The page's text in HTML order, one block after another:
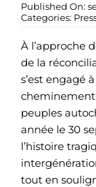
Published On:
Categories:
À l’approche
de la
s’est engagé
cheminement
peuples
année le 30
l’histoire
tout en